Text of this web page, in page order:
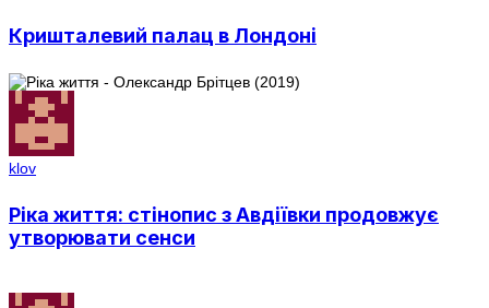
Кришталевий палац в Лондоні
klov
Ріка життя: стінопис з Авдіївки продовжує
утворювати сенси